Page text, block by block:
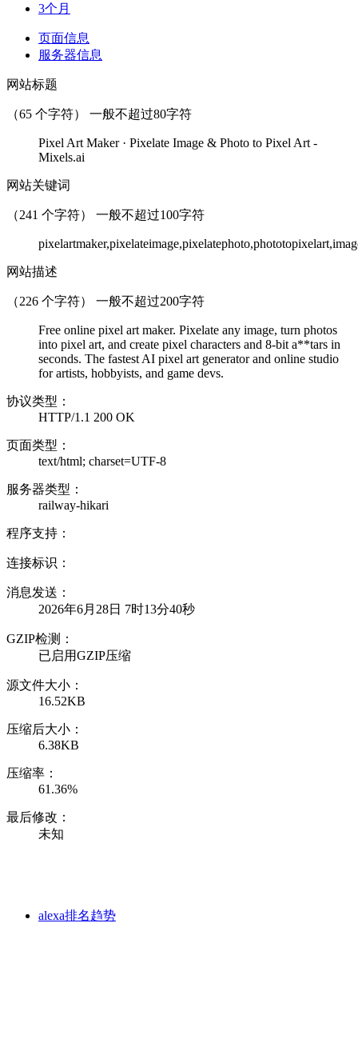
3个月
页面信息
服务器信息
网站标题
（65 个字符） 一般不超过80字符
Pixel Art Maker · Pixelate Image & Photo to Pixel Art -
Mixels.ai
网站关键词
（241 个字符） 一般不超过100字符
网站描述
（226 个字符） 一般不超过200字符
Free online pixel art maker. Pixelate any image, turn photos
into pixel art, and create pixel characters and 8-bit a**tars in
seconds. The fastest AI pixel art generator and online studio
for artists, hobbyists, and game devs.
协议类型：
HTTP/1.1 200 OK
页面类型：
text/html; charset=UTF-8
服务器类型：
railway-hikari
程序支持：
连接标识：
消息发送：
2026年6月28日 7时13分40秒
GZIP检测：
已启用GZIP压缩
源文件大小：
16.52KB
压缩后大小：
6.38KB
压缩率：
61.36%
最后修改：
未知
alexa排名趋势